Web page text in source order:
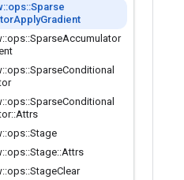
::ops::Sparse
ApplyGradient
::ops::SparseAccumulator
::ops::SparseConditional
::ops::SparseConditional
::Attrs
::ops::Stage
::ops::Stage::Attrs
::ops::StageClear